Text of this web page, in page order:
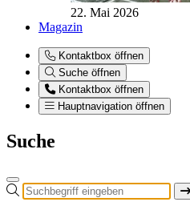
22. Mai 2026
Magazin
Kontaktbox öffnen
Suche öffnen
Kontaktbox öffnen
Hauptnavigation öffnen
Suche